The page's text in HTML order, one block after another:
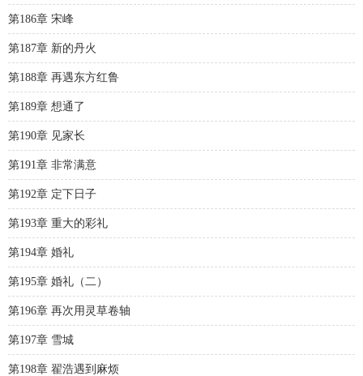
第186章 宋峰
第187章 新的丹火
第188章 再遇东方红鲁
第189章 想通了
第190章 见家长
第191章 非常满意
第192章 定下日子
第193章 重大的彩礼
第194章 婚礼
第195章 婚礼（二）
第196章 再次用灵草卷轴
第197章 雪城
第198章 翟浩遇到麻烦